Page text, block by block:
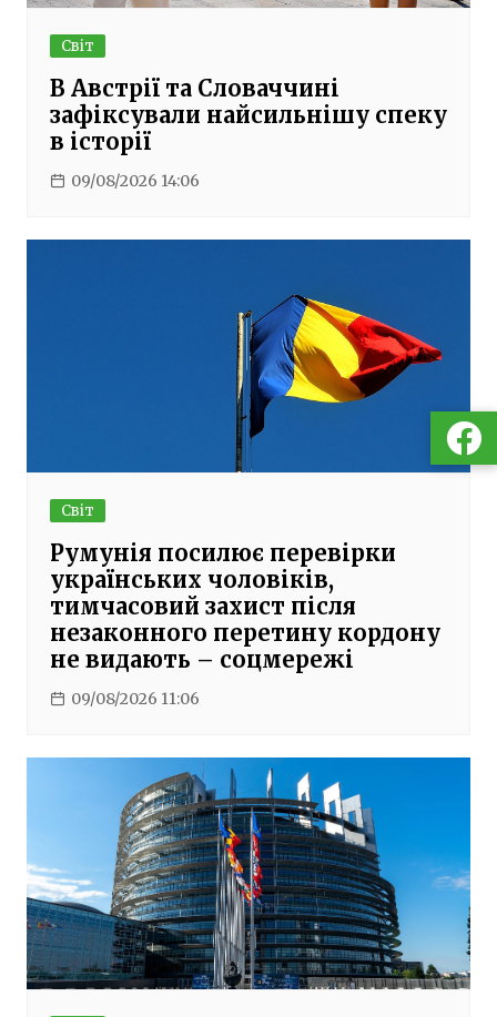
Світ
В Австрії та Словаччині
зафіксували найсильнішу спеку
в історії
09/08/2026 14:06
Світ
Румунія посилює перевірки
українських чоловіків,
тимчасовий захист після
незаконного перетину кордону
не видають – соцмережі
09/08/2026 11:06